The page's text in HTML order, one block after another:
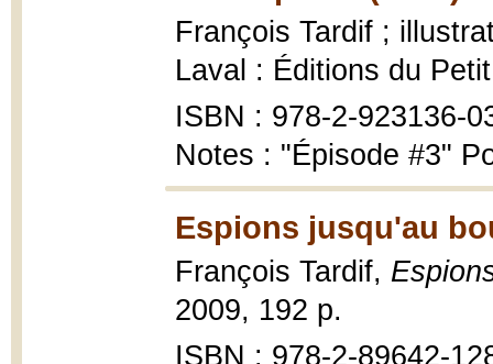
François Tardif ;
Laval : Éditions du
ISBN : 978-2-923136-
Notes : "Épisode #3"
Espions jusqu'au
François Tardif,
2009, 192 p.
ISBN : 978-2-89642-